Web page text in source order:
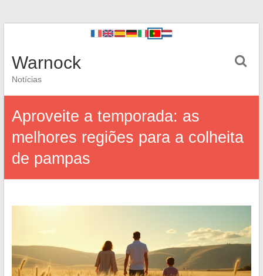
Warnock
Notícias
Aproveite a temporada: as
melhores regiões para a colheita
de pampas